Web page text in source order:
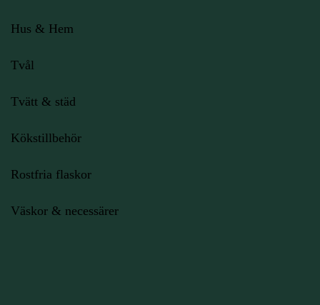
Hus & Hem
Tvål
Tvätt & städ
Kökstillbehör
Rostfria flaskor
Väskor & necessärer